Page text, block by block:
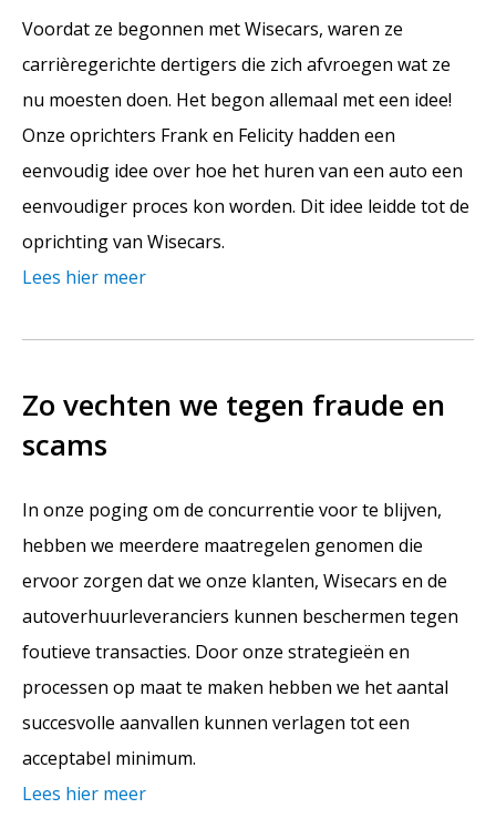
Voordat ze begonnen met Wisecars, waren ze
carrièregerichte dertigers die zich afvroegen wat ze
nu moesten doen. Het begon allemaal met een idee!
Onze oprichters Frank en Felicity hadden een
eenvoudig idee over hoe het huren van een auto een
eenvoudiger proces kon worden. Dit idee leidde tot de
oprichting van Wisecars.
Lees hier meer
Zo vechten we tegen fraude en
scams
In onze poging om de concurrentie voor te blijven,
hebben we meerdere maatregelen genomen die
ervoor zorgen dat we onze klanten, Wisecars en de
autoverhuurleveranciers kunnen beschermen tegen
foutieve transacties. Door onze strategieën en
processen op maat te maken hebben we het aantal
succesvolle aanvallen kunnen verlagen tot een
acceptabel minimum.
Lees hier meer